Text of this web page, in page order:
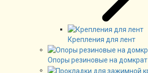
Крепления для лент
Опоры резиновые на домкрат